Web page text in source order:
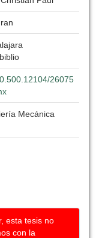
26075
Mecánica
esta tesis no
con la